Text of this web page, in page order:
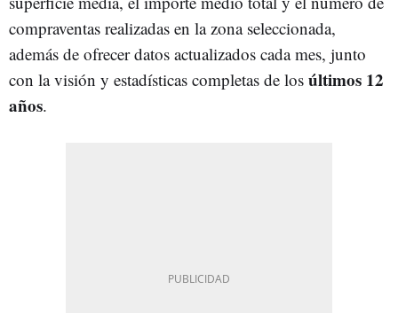
compraventas realizadas en la zona seleccionada,
además de ofrecer datos actualizados cada mes, junto
con la visión y estadísticas completas de los últimos 12
años.